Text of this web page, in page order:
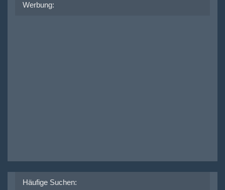
Werbung:
Häufige Suchen: